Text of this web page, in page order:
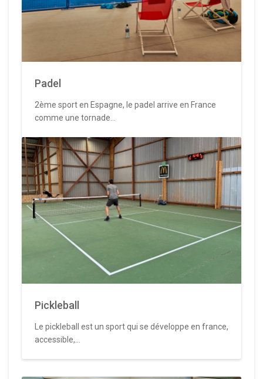
Padel
2ème sport en Espagne, le padel arrive en France
comme une tornade...
Pickleball
Le pickleball est un sport qui se développe en france,
accessible,...